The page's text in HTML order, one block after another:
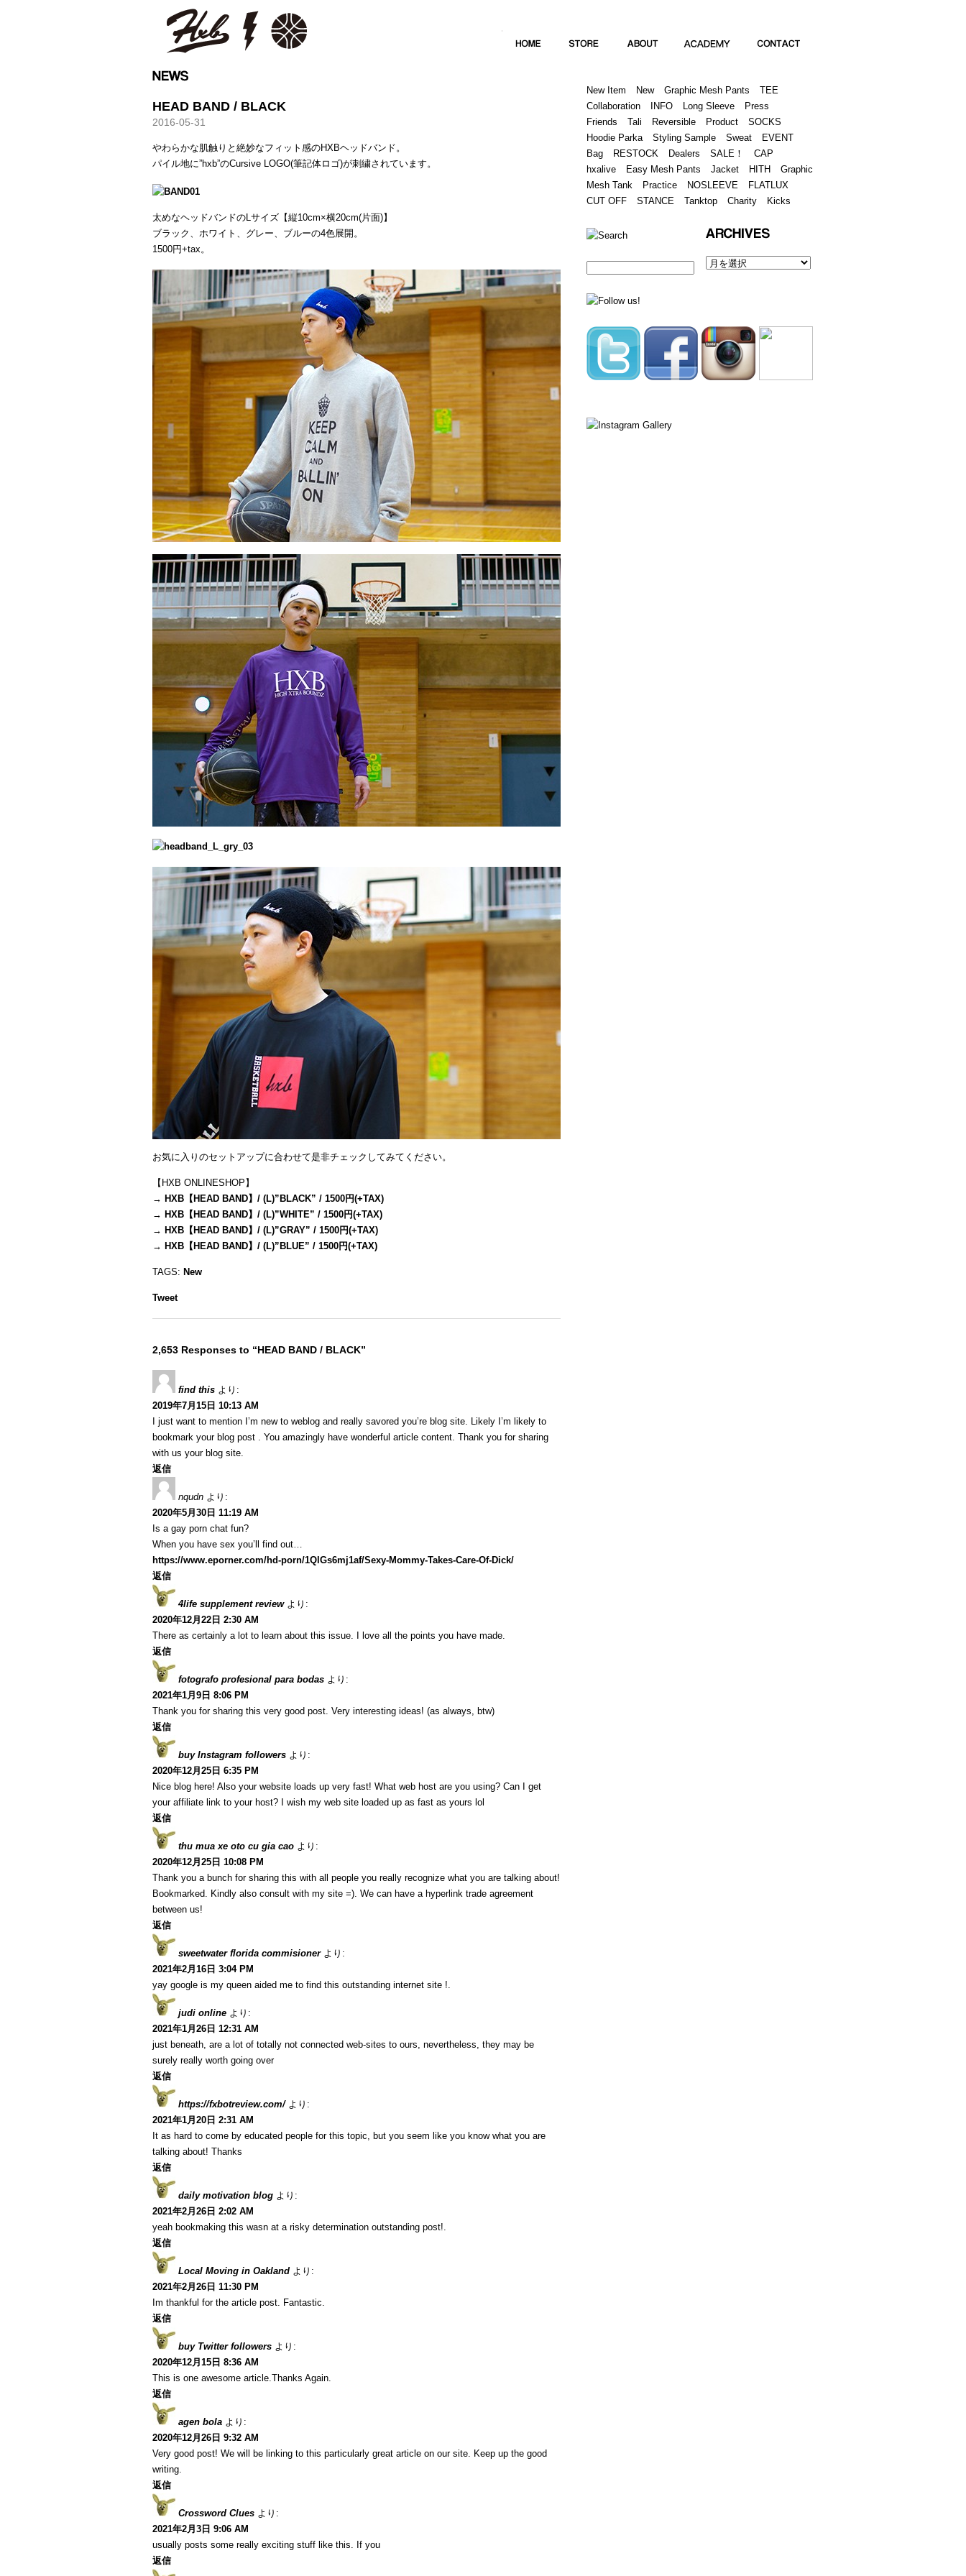
HEAD BAND / BLACK
2016-05-31
やわらかな肌触りと絶妙なフィット感のHXBヘッドバンド。
パイル地に”hxb”のCursive LOGO(筆記体ロゴ)が刺繍されています。
太めなヘッドバンドのLサイズ【縦10cm×横20cm(片面)】
ブラック、ホワイト、グレー、ブルーの4色展開。
1500円+tax。
お気に入りのセットアップに合わせて是非チェックしてみてください。
【HXB ONLINESHOP】
→ HXB【HEAD BAND】/ (L)”BLACK” / 1500円(+TAX)
→ HXB【HEAD BAND】/ (L)”WHITE” / 1500円(+TAX)
→ HXB【HEAD BAND】/ (L)”GRAY” / 1500円(+TAX)
→ HXB【HEAD BAND】/ (L)”BLUE” / 1500円(+TAX)
TAGS: New
Tweet
2,653 Responses to “HEAD BAND / BLACK”
find this より:
2019年7月15日 10:13 AM
I just want to mention I’m new to weblog and really savored you’re blog site. Likely I’m likely to
bookmark your blog post . You amazingly have wonderful article content. Thank you for sharing
with us your blog site.
返信
nqudn より:
2020年5月30日 11:19 AM
Is a gay porn chat fun?
When you have sex you’ll find out…
https://www.eporner.com/hd-porn/1QlGs6mj1af/Sexy-Mommy-Takes-Care-Of-Dick/
返信
4life supplement review より:
2020年12月22日 2:30 AM
There as certainly a lot to learn about this issue. I love all the points you have made.
返信
fotografo profesional para bodas より:
2021年1月9日 8:06 PM
Thank you for sharing this very good post. Very interesting ideas! (as always, btw)
返信
buy Instagram followers より:
2020年12月25日 6:35 PM
Nice blog here! Also your website loads up very fast! What web host are you using? Can I get
your affiliate link to your host? I wish my web site loaded up as fast as yours lol
返信
thu mua xe oto cu gia cao より:
2020年12月25日 10:08 PM
Thank you a bunch for sharing this with all people you really recognize what you are talking about!
Bookmarked. Kindly also consult with my site =). We can have a hyperlink trade agreement
between us!
返信
sweetwater florida commisioner より:
2021年2月16日 3:04 PM
yay google is my queen aided me to find this outstanding internet site !.
judi online より:
2021年1月26日 12:31 AM
just beneath, are a lot of totally not connected web-sites to ours, nevertheless, they may be
surely really worth going over
返信
https://fxbotreview.com/ より:
2021年1月20日 2:31 AM
It as hard to come by educated people for this topic, but you seem like you know what you are
talking about! Thanks
返信
daily motivation blog より:
2021年2月26日 2:02 AM
yeah bookmaking this wasn at a risky determination outstanding post!.
返信
Local Moving in Oakland より:
2021年2月26日 11:30 PM
Im thankful for the article post. Fantastic.
返信
buy Twitter followers より:
2020年12月15日 8:36 AM
This is one awesome article.Thanks Again.
返信
agen bola より:
2020年12月26日 9:32 AM
Very good post! We will be linking to this particularly great article on our site. Keep up the good
writing.
返信
Crossword Clues より:
2021年2月3日 9:06 AM
usually posts some really exciting stuff like this. If you
返信
New Item New Graphic Mesh Pants
TEE
Collaboration
INFO Long Sleeve
Press
Friends
Tali Reversible Product
SOCKS
Hoodie Parka
Styling Sample Sweat
EVENT
Bag
RESTOCK Dealers SALE！
CAP
hxalive
Easy Mesh Pants Jacket HITH
Graphic
Mesh Tank
Practice NOSLEEVE
FLATLUX
CUT OFF
STANCE Tanktop Charity Kicks